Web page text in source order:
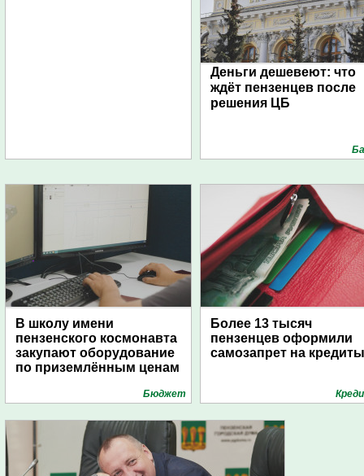
Деньги дешевеют: что
ждёт пензенцев после
решения ЦБ
В школу имени
пензенского космонавта
закупают оборудование
по приземлённым ценам
Бюджет
Более 13 тысяч
пензенцев оформили
самозапрет на кредиты